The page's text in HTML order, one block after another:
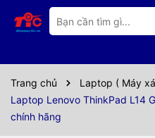
Trang chủ
Laptop ( Máy
Laptop Lenovo ThinkPad L14
chính hãng
Thông số kỹ thuật
No OS